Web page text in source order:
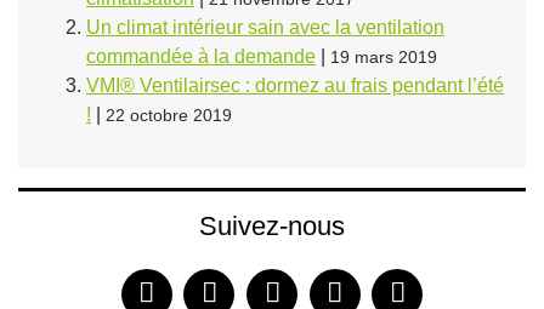
Un climat intérieur sain avec la ventilation
commandée à la demande
19 mars 2019
VMI® Ventilairsec : dormez au frais pendant l’été
!
22 octobre 2019
Suivez-nous